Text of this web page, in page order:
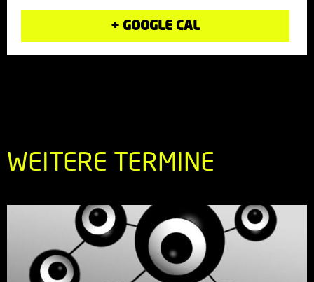
+ GOOGLE CAL
WEITERE TERMINE